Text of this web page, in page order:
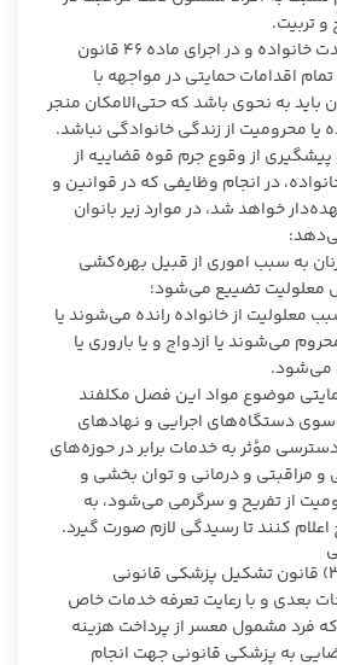
و تربیت.
تبصره- در راستای اصل وحدت خانواده و در اجرای ماده ۴۶ قانون
اقدامات حمایتی در مواجهه با
باید به نحوی باشد که حتی‌الامکان منجر
یا محرومیت از زندگی خانوادگی نباشد.
از وقوع جرم قوه قضاییه از
در انجام وظایفی که در قوانین و
خواهد شد، در موارد زیر بانوان
به سبب اموری از قبیل بهره‌کشی
معلولیت تضییع می‌شود؛
معلولیت از خانواده رانده می‌شوند یا
می‌شوند یا ازدواج و یا باروری یا
می‌شود.
موضوع مواد این فصل مکلفند
سوی دستگاه‌های اجرایی و نهادهای
مؤثر به خدمات برابر در حوزه‌های
مراقبتی و درمانی و توان‌ بخشی و
از تفریح و سرگرمی می‌شود، به
کنند تا رسیدگی لازم صورت گیرد.
به استناد ماده (۳) قانون تشکیل پزشکی قانونی
۱۳۷۲ با اصلاحات بعدی و با رعایت تعرفه خدمات خاص
فرد مشمول معسر از پرداخت هزینه
به پزشکی قانونی جهت انجام